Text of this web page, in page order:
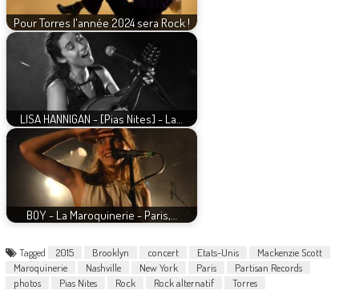
Pour Torres l'année 2024 sera Rock !
LISA HANNIGAN - [Pias Nites] - La…
BOY - La Maroquinerie - Paris,…
Tagged 2015 Brooklyn concert Etats-Unis
Mackenzie Scott
Maroquinerie
Nashville New York Paris
Partisan Records
photos
Pias Nites Rock Rock alternatif Torres